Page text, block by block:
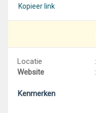
Kopieer link
Locatie :
Website
:
Kenmerken